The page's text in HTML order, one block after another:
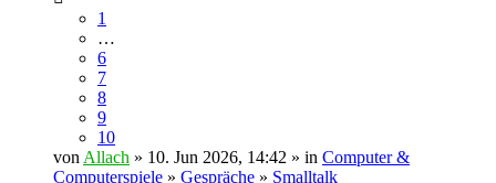
1
…
6
7
8
9
10
von Allach » 10. Jun 2026, 14:42 » in Computer &
Computerspiele » Gespräche » Smalltalk